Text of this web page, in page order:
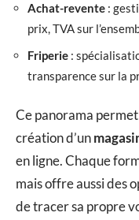
Achat-revente :
prix, TVA sur
Friperie :
transparence sur la
Ce panorama
création d’un
en ligne. Chaque
mais offre aussi des
de tracer sa propre